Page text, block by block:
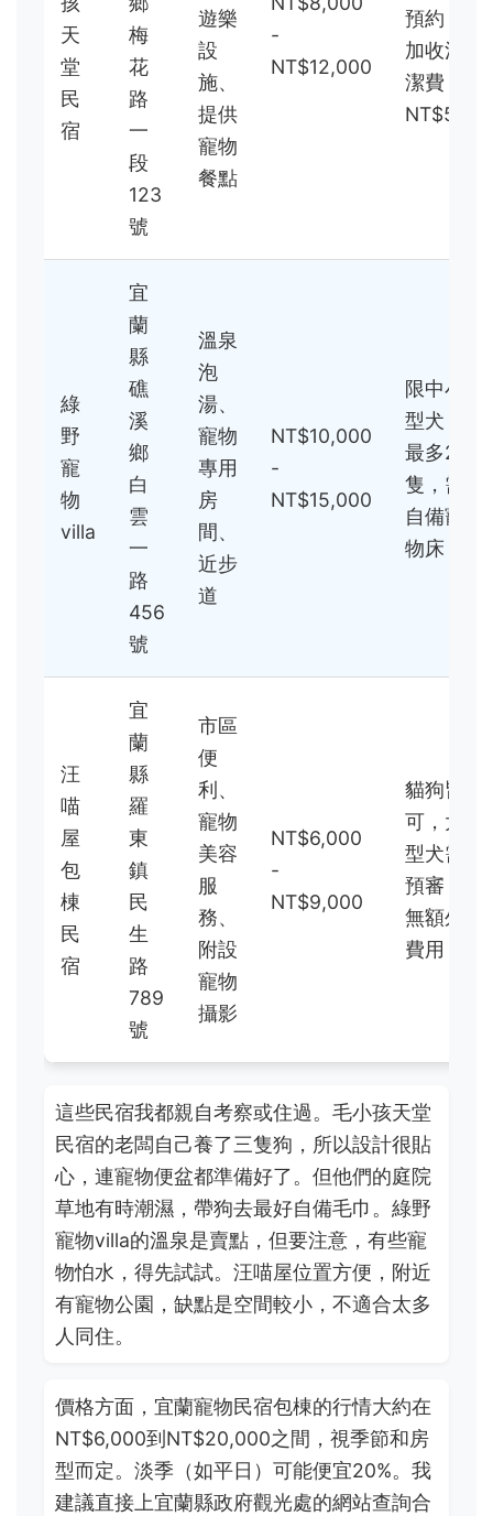
天
堂
民
宿
梅
花
路
一
段
123
號
遊樂
設
施、
提供
寵物
餐點
-
NT$12,000
預約，
加收清
潔費
NT$500
綠
野
寵
物
villa
宜
蘭
縣
礁
溪
鄉
白
雲
一
路
456
號
溫泉
泡
湯、
寵物
專用
房
間、
近步
道
NT$10,000
-
NT$15,000
限中小
型犬，
最多2
隻，需
自備寵
物床
汪
喵
屋
包
棟
民
宿
宜
蘭
縣
羅
東
鎮
民
生
路
789
號
市區
便
利、
寵物
美容
服
務、
附設
寵物
攝影
NT$6,000
-
NT$9,000
貓狗皆
可，大
型犬需
預審，
無額外
費用
這些民宿我都親自考察或住過。毛小孩天堂
民宿的老闆自己養了三隻狗，所以設計很貼
心，連寵物便盆都準備好了。但他們的庭院
草地有時潮濕，帶狗去最好自備毛巾。綠野
寵物villa的溫泉是賣點，但要注意，有些寵
物怕水，得先試試。汪喵屋位置方便，附近
有寵物公園，缺點是空間較小，不適合太多
人同住。
價格方面，宜蘭寵物民宿包棟的行情大約在
NT$6,000到NT$20,000之間，視季節和房
型而定。淡季（如平日）可能便宜20%。我
建議直接上宜蘭縣政府觀光處的網站查詢合